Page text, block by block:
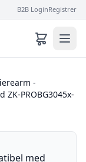
B2B LoginRegistrer
-
ZK-PROBG3045x-